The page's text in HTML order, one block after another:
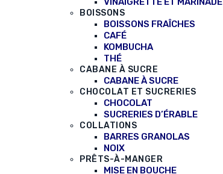
BOISSONS
BOISSONS FRAÎCHES
CAFÉ
KOMBUCHA
THÉ
CABANE À SUCRE
CABANE À SUCRE
CHOCOLAT ET SUCRERIES
CHOCOLAT
SUCRERIES D’ÉRABLE
COLLATIONS
BARRES GRANOLAS
NOIX
PRÊTS-À-MANGER
MISE EN BOUCHE